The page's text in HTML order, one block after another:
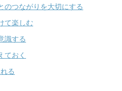
のつながりを大切にする
て楽しむ
識する
ておく
る